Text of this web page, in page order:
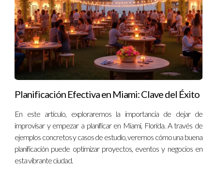
Planificación Efectiva en Miami: Clave del Éxito
En este artículo, exploraremos la importancia de dejar de
improvisar y empezar a planificar en Miami, Florida. A través de
ejemplos concretos y casos de estudio, veremos cómo una buena
planificación puede optimizar proyectos, eventos y negocios en
esta vibrante ciudad.